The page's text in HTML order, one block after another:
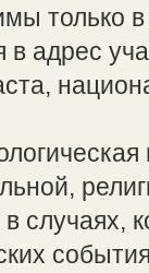
только
в адрес
случаях,